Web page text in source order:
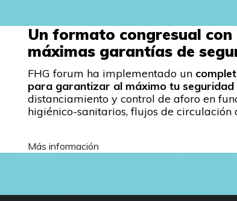
Un formato congresual con
máximas garantías de
FHG forum ha implementado un
para garantizar al máximo tu
distanciamiento y control de aforo en
higiénico-sanitarios, flujos de circulación
Más información